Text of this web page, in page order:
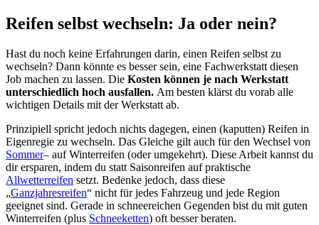
Reifen selbst wechseln: Ja oder nein?
Hast du noch keine Erfahrungen darin, einen Reifen selbst zu
wechseln? Dann könnte es besser sein, eine Fachwerkstatt diesen
Job machen zu lassen. Die Kosten können je nach Werkstatt
unterschiedlich hoch ausfallen. Am besten klärst du vorab alle
wichtigen Details mit der Werkstatt ab.
Prinzipiell spricht jedoch nichts dagegen, einen (kaputten) Reifen in
Eigenregie zu wechseln. Das Gleiche gilt auch für den Wechsel von
Sommer– auf Winterreifen (oder umgekehrt). Diese Arbeit kannst du
dir ersparen, indem du statt Saisonreifen auf praktische
Allwetterreifen setzt. Bedenke jedoch, dass diese
„Ganzjahresreifen“ nicht für jedes Fahrzeug und jede Region
geeignet sind. Gerade in schneereichen Gegenden bist du mit guten
Winterreifen (plus Schneeketten) oft besser beraten.